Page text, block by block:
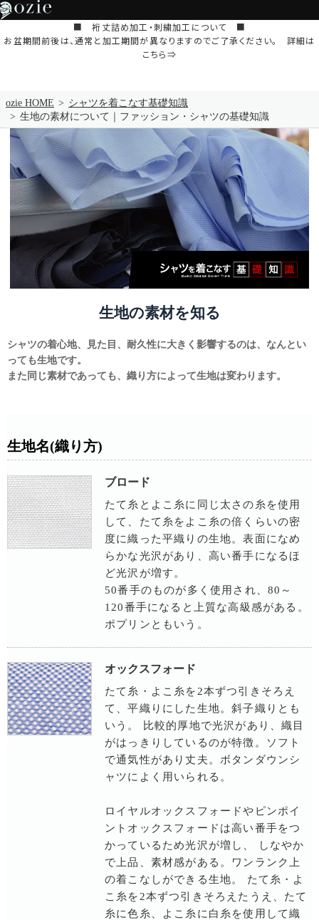
■ 裄丈詰め加工・刺繍加工について ■
お盆期間前後は、通常と加工期間が異なりますのでご了承ください。 詳細は
こちら⇒
ozie HOME
シャツを着こなす基礎知識
生地の素材について｜ファッション・シャツの基礎知識
生地の素材を知る
シャツの着心地、見た目、耐久性に大きく影響するのは、なんとい
っても生地です。
また同じ素材であっても、織り方によって生地は変わります。
生地名(織り方)
ブロード
たて糸とよこ糸に同じ太さの糸を使用
して、たて糸をよこ糸の倍くらいの密
度に織った平織りの生地。表面になめ
らかな光沢があり、高い番手になるほ
ど光沢が増す。
50番手のものが多く使用され、80～
120番手になると上質な高級感がある。
ポプリンともいう。
オックスフォード
たて糸・よこ糸を2本ずつ引きそろえ
て、平織りにした生地。斜子織りとも
いう。 比較的厚地で光沢があり、織目
がはっきりしているのが特徴。ソフト
で通気性があり丈夫。ボタンダウンシ
ャツによく用いられる。
ロイヤルオックスフォードやピンポイ
ントオックスフォードは高い番手をつ
かっているため光沢が増し、 しなやか
で上品、素材感がある。ワンランク上
の着こなしができる生地。 たて糸・よ
こ糸を2本ずつ引きそろえたうえ、たて
糸に色糸、よこ糸に白糸を使用して織